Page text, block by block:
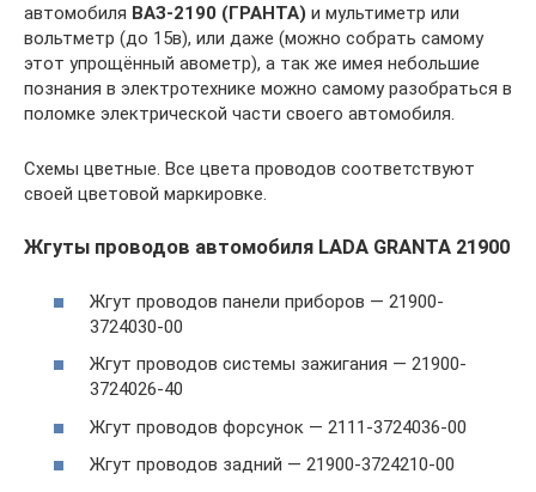
автомобиля ВАЗ-2190 (ГРАНТА) и мультиметр или
вольтметр (до 15в), или даже (можно собрать самому
этот упрощённый авометр), а так же имея небольшие
познания в электротехнике можно самому разобраться в
поломке электрической части своего автомобиля.
Схемы цветные. Все цвета проводов соответствуют
своей цветовой маркировке.
Жгуты проводов автомобиля LADA GRANTA 21900
Жгут проводов панели приборов — 21900-
3724030-00
Жгут проводов системы зажигания — 21900-
3724026-40
Жгут проводов форсунок — 2111-3724036-00
Жгут проводов задний — 21900-3724210-00